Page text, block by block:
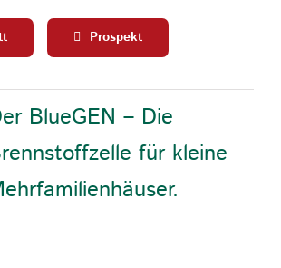
Prospekt
BlueGEN – Die
für kleine